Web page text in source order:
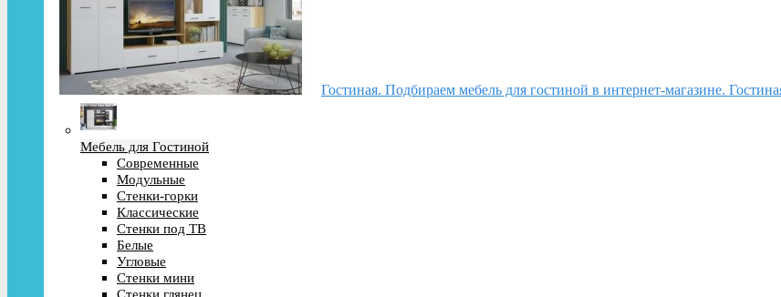
Гостиная. Подбираем мебель для гостиной в интернет-магазине.
Мебель для Гостиной
Современные
Модульные
Стенки-горки
Классические
Стенки под ТВ
Белые
Угловые
Стенки мини
Стенки глянец